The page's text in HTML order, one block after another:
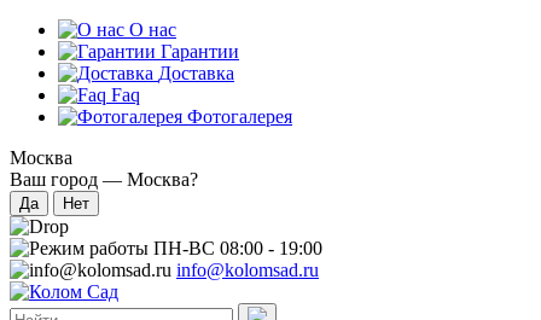
О нас
Гарантии
Доставка
Faq
Фотогалерея
Москва
Ваш город — Москва?
ПН-ВС 08:00 - 19:00
info@kolomsad.ru